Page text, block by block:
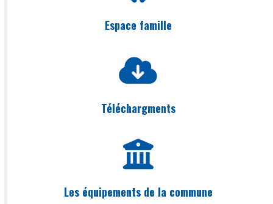
Espace famille
Téléchargments
Les équipements de la commune